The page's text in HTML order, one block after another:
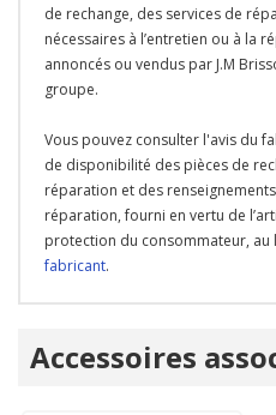
de rechange, des services de
nécessaires à l’entretien ou à la
annoncés ou vendus par J.M
groupe.
Vous pouvez consulter l'avis du
de disponibilité des pièces de
réparation et des
réparation, fourni en vertu de
protection du consommateur, au
fabricant.
personnalisé
Accessoires